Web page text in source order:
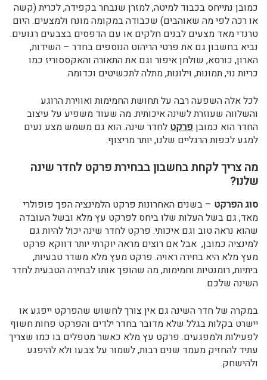
כמובן נתייחס בכבוד למיטה, למזרן שנבחר בקפידה, לכרית (קשה
או רכה לפי מה שאוהבים) שכבודה במקומה מונח ולמצעים. היום
טרנדי מאד מצעים לבנים חלקים או עם הדפסים בצבעים רגועים.
נביא בחשבון גם את פרטי הריהוט הנוספים בחדר – השידות,
הארון, כורסא, שולחן איפור וגם את התאורה והאקססוריז כמו
כריות נוי, תמונות, וילונות, מתלה לתכשיטים וכדומה.
לכל אלה השפעה רבה על תחושת החמימות ואווירת הרוגע
והשלווה שעוזרת לשינה איכותית. מה שעוד משפיע על עיצוב
החדר הוא כמובןפרקטלחדר שינה. הוא גם משמש מצע נעים
למגע לכפות הרגליים שלנו, יותר מריצוף.
מה צריך לקחת בחשבון בבחירת פרקט לחדר שינה
שלנו?
סוג הפרקט – בשנים האחרונות פרקט הלמינציה הפך פופולרי
מאד, גם בשל העלות שלו ביחס לפרקט עץ מלא ובשל העובדה
שהוא נראה טוב וגם איכותי. פרקט לחדר שינה יכול להיות גם
למינציה כמובן, אבל אם רוצים מראה יוקרתי יותר דווקא פרקט
מעץ מלא היא בחירה ראויה. פרקט מעץ מלא משדר טבעיות,
ביתיות, רומנטיות וחמימות, מה שהופך אותו לבחירה הטבעית לחדר
השינה שלכם.
במקרה של חדר השינה גם אין צורך לחשוש שהפרקט ייפגע או
יישרט בקלות בגלל שלא מדובר בחדר ילדים והפרקט פחות חשוף
לפעילות ולמפגעים. פרקט עץ מלא כאשר מטפלים בו כמו שצריך
עתיד להחזיק מעמד שנים רבות, לשמור על צבעו ולא להיפגע
ולהישחק.